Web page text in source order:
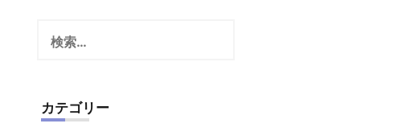
索:
カテゴリー